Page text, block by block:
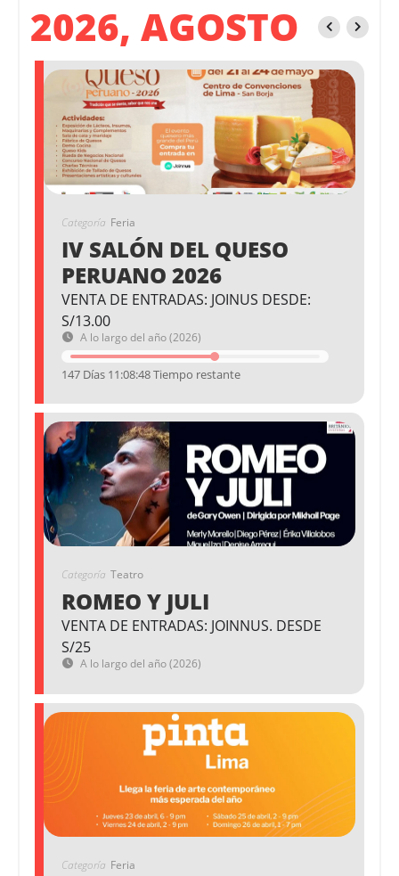
2026, AGOSTO
Categoría Feria
IV SALÓN DEL QUESO
PERUANO 2026
VENTA DE ENTRADAS: JOINUS DESDE:
S/13.00
A lo largo del año (2026)
147 Días 11:08:47 Tiempo restante
Categoría Teatro
ROMEO Y JULI
VENTA DE ENTRADAS: JOINNUS. DESDE
S/25
A lo largo del año (2026)
Categoría Feria